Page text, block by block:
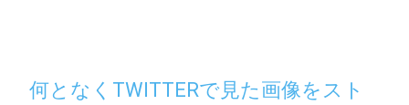
何となくTWITTERで見た画像をスト